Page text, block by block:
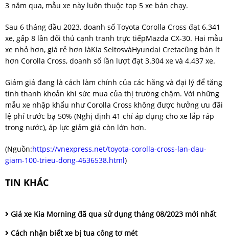
3 năm qua, mẫu xe này luôn thuộc top 5 xe bán chạy.
Sau 6 tháng đầu 2023, doanh số Toyota Corolla Cross đạt 6.341
xe, gấp 8 lần đối thủ cạnh tranh trực tiếpMazda CX-30. Hai mẫu
xe nhỏ hơn, giá rẻ hơn làKia SeltosvàHyundai Cretacũng bán ít
hơn Corolla Cross, doanh số lần lượt đạt 3.304 xe và 4.437 xe.
Giảm giá đang là cách làm chính của các hãng và đại lý để tăng
tính thanh khoản khi sức mua của thị trường chậm. Với những
mẫu xe nhập khẩu như Corolla Cross không được hưởng ưu đãi
lệ phí trước bạ 50% (Nghị định 41 chỉ áp dụng cho xe lắp ráp
trong nước), áp lực giảm giá còn lớn hơn.
(Nguồn:https://vnexpress.net/toyota-corolla-cross-lan-dau-
giam-100-trieu-dong-4636538.html)
TIN KHÁC
Giá xe Kia Morning đã qua sử dụng tháng 08/2023 mới nhất
Cách nhận biết xe bị tua công tơ mét